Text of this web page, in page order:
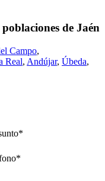
de Jaén
Campo,
Real, Andújar, Úbeda,